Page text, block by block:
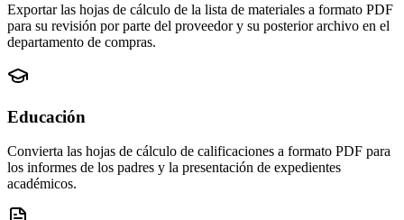
Exportar las hojas de cálculo de la lista de materiales a formato PDF
para su revisión por parte del proveedor y su posterior archivo en el
departamento de compras.
Educación
Convierta las hojas de cálculo de calificaciones a formato PDF para
los informes de los padres y la presentación de expedientes
académicos.